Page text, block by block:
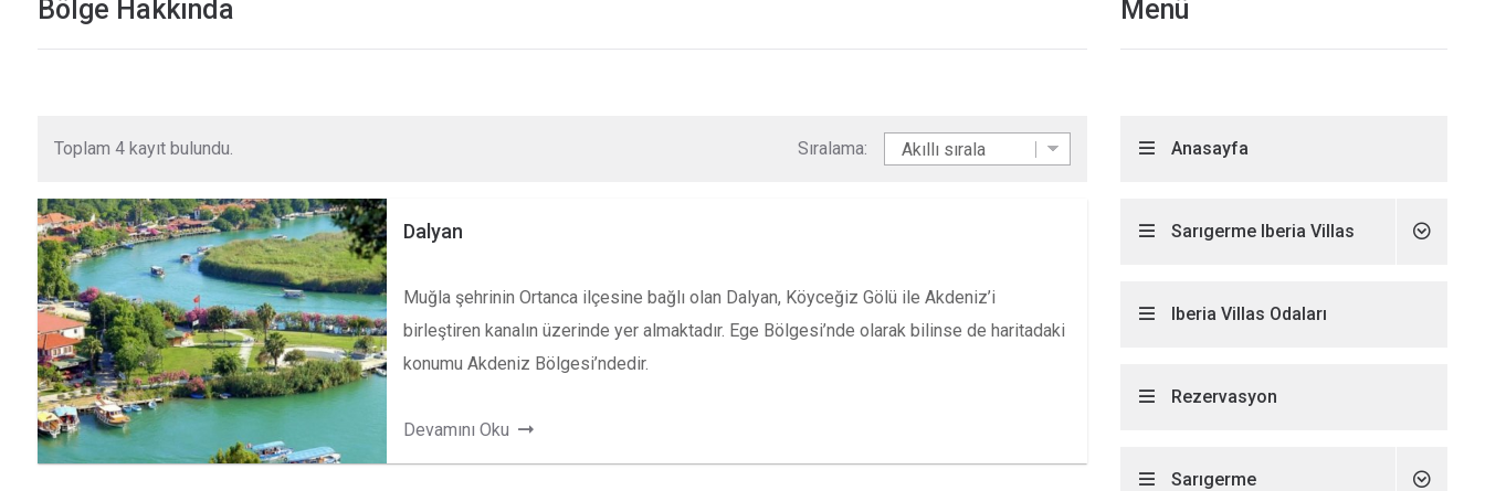
Bölge Hakkında
Toplam 4 kayıt bulundu. Sıralama:
Dalyan
Muğla şehrinin Ortanca ilçesine bağlı olan Dalyan, Köyceğiz Gölü ile Akdeniz’i
birleştiren kanalın üzerinde yer almaktadır. Ege Bölgesi’nde olarak bilinse de haritadaki
konumu Akdeniz Bölgesi’ndedir.
Devamını Oku
Menü
Anasayfa
Sarıgerme Iberia Villas
Iberia Villas Odaları
Rezervasyon
Sarıgerme